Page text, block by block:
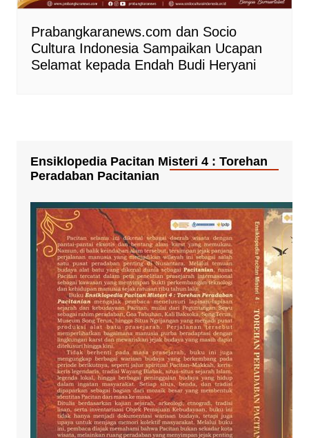
Prabangkaranews.com dan Socio
Cultura Indonesia Sampaikan Ucapan
Selamat kepada Endah Budi Heryani
Ensiklopedia Pacitan Misteri 4 : Torehan
Peradaban Pacitanian